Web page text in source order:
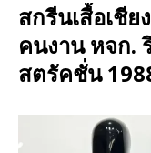
สกรีนเสื้อเชีย
คนงาน หจก.
สตรัคชั่น